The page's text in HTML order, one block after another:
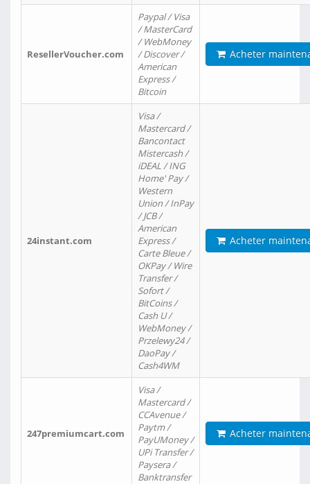
ResellerVoucher.com
Paypal / Visa
/ MasterCard
/ WebMoney
/ Discover /
American
Express /
Bitcoin
Acheter
24instant.com
Visa /
Mastercard /
Bancontact
Mistercash /
iDEAL / ING
Home' Pay /
Western
Union / InPay
/ JCB /
American
Express /
Carte Bleue /
OKPay / Wire
Transfer /
Sofort /
BitCoins /
Cash U /
WebMoney /
Przelewy24 /
DaoPay /
Cash4WM
Acheter
247premiumcart.com
Visa /
Mastercard /
CCAvenue /
Paytm /
PayUMoney /
UPi Transfer /
Paysera /
Banktransfer
Acheter